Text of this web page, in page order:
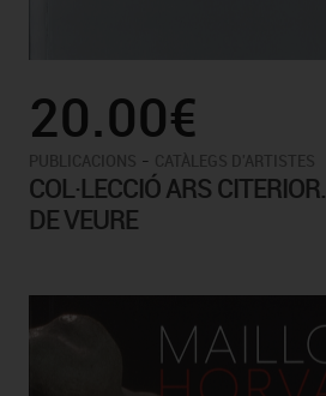
20.00€
-
COL·LECCIÓ ARS
DE VEURE